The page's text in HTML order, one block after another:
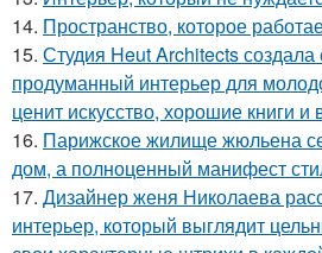
14. Пространство, которое
15. Студия Heut Architects
продуманный интерьер для
ценит искусство, хорошие книги и
16. Парижское жилище жюльена
дом, а полноценный манифест
17. Дизайнер женя Николаева
интерьер, который выглядит